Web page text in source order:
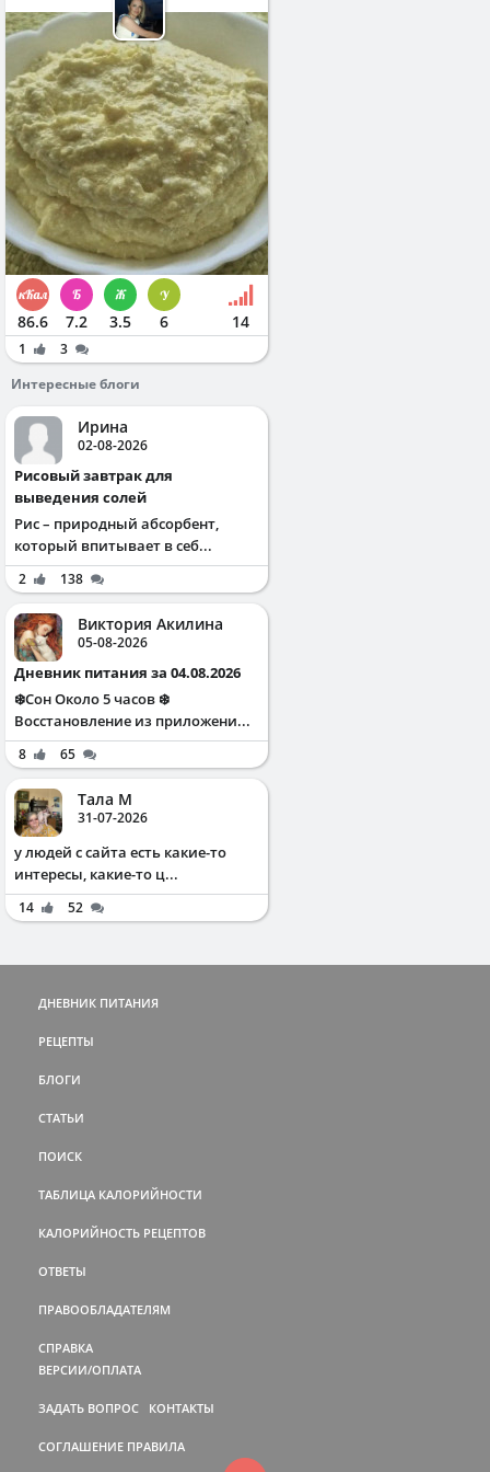
86.6 7.2 3.5 6 14
1
3
Интересные блоги
Ирина
02-08-2026
Рисовый завтрак для
выведения солей
Рис – природный абсорбент,
который впитывает в себ...
2 138
Виктория Акилина
05-08-2026
Дневник питания за 04.08.2026
❄️Сон Около 5 часов ❄️
Восстановление из приложени...
8 65
Тала М
31-07-2026
у людей с сайта есть какие-то
интересы, какие-то ц...
14 52
ДНЕВНИК ПИТАНИЯ
РЕЦЕПТЫ
БЛОГИ
СТАТЬИ
ПОИСК
ТАБЛИЦА КАЛОРИЙНОСТИ
КАЛОРИЙНОСТЬ РЕЦЕПТОВ
ОТВЕТЫ
ПРАВООБЛАДАТЕЛЯМ
СПРАВКА
ВЕРСИИ/ОПЛАТА
ЗАДАТЬ ВОПРОС КОНТАКТЫ
СОГЛАШЕНИЕ ПРАВИЛА